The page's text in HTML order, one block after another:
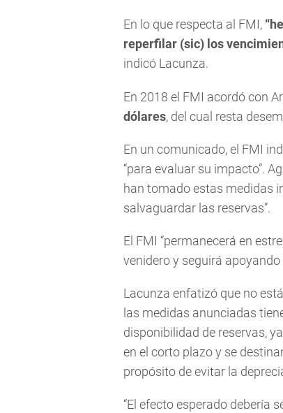
En lo que respecta al FMI,
reperfilar (sic) los
indicó Lacunza.
En 2018 el FMI acordó con
dólares, del cual resta
En un comunicado, el FMI
“para evaluar su impacto”.
han tomado estas medidas
salvaguardar las reservas”.
El FMI “permanecerá en
venidero y seguirá
Lacunza enfatizó que no
las medidas anunciadas
disponibilidad de reservas,
en el corto plazo y se
propósito de evitar la
“El efecto esperado debería